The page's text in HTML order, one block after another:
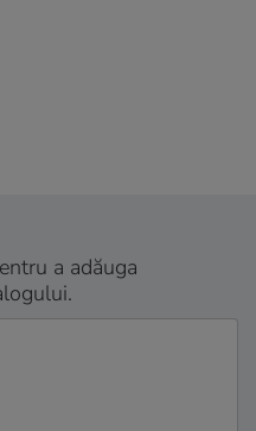
a adăuga